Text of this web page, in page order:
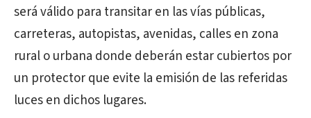
será válido para transitar en las vías públicas,
carreteras, autopistas, avenidas, calles en zona
rural o urbana donde deberán estar cubiertos por
un protector que evite la emisión de las referidas
luces en dichos lugares.